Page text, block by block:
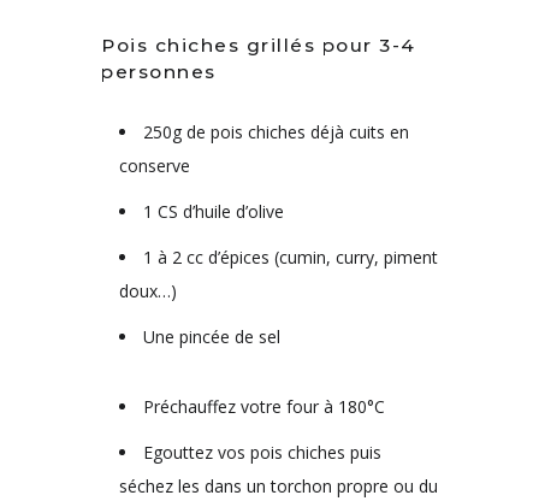
Pois chiches grillés pour 3-4
personnes
250g de pois chiches déjà cuits en
conserve
1 CS d’huile d’olive
1 à 2 cc d’épices (cumin, curry, piment
doux…)
Une pincée de sel
Préchauffez votre four à 180°C
Egouttez vos pois chiches puis
séchez les dans un torchon propre ou du